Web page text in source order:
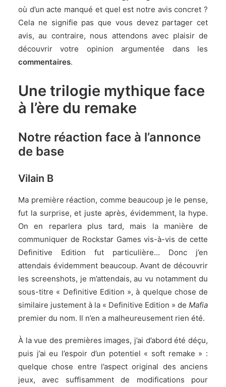
où d’un acte manqué et quel est notre avis concret ?
Cela ne signifie pas que vous devez partager cet
avis, au contraire, nous attendons avec plaisir de
découvrir votre opinion argumentée dans les
commentaires.
Une trilogie mythique face
à l’ère du remake
Notre réaction face à l’annonce
de base
Vilain B
Ma première réaction, comme beaucoup je le pense,
fut la surprise, et juste après, évidemment, la hype.
On en reparlera plus tard, mais la manière de
communiquer de Rockstar Games vis-à-vis de cette
Definitive Edition fut particulière… Donc j’en
attendais évidemment beaucoup. Avant de découvrir
les screenshots, je m’attendais, au vu notamment du
sous-titre « Definitive Edition », à quelque chose de
similaire justement à la « Definitive Edition » de Mafia
premier du nom. Il n’en a malheureusement rien été.
À la vue des premières images, j’ai d’abord été déçu,
puis j’ai eu l’espoir d’un potentiel « soft remake » :
quelque chose entre l’aspect original des anciens
jeux, avec suffisamment de modifications pour